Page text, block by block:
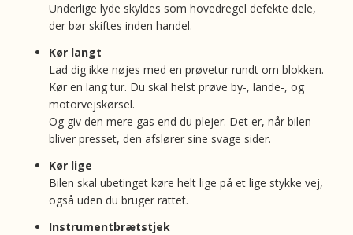
Underlige lyde skyldes som hovedregel defekte dele,
der bør skiftes inden handel.
Kør langt
Lad dig ikke nøjes med en prøvetur rundt om blokken.
Kør en lang tur. Du skal helst prøve by-, lande-, og
motorvejskørsel.
Og giv den mere gas end du plejer. Det er, når bilen
bliver presset, den afslører sine svage sider.
Kør lige
Bilen skal ubetinget køre helt lige på et lige stykke vej,
også uden du bruger rattet.
Instrumentbrætstjek